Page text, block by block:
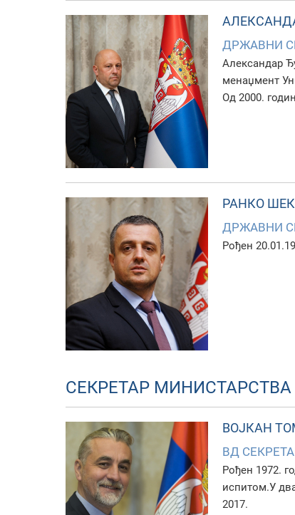
ДРЖАВНИ
Александар
менаџмент
Од 2000.
РАНКО
ДРЖАВНИ
Рођен
СЕКРЕТАР МИНИСТАРСТВА
ВОЈКАН
ВД
Рођен 1972.
испитом.У
2017.